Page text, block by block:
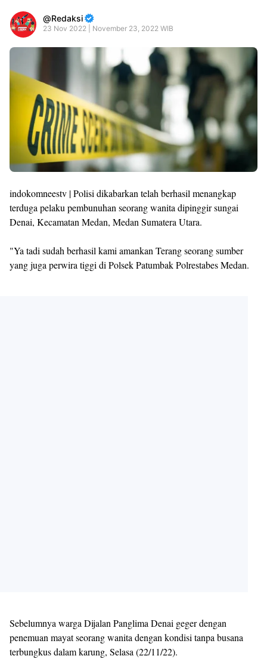
Redaksi
23 Nov 2022 | November 23, 2022 WIB
indokomneestv | Polisi dikabarkan telah berhasil menangkap
terduga pelaku pembunuhan seorang wanita dipinggir sungai
Denai, Kecamatan Medan, Medan Sumatera Utara.
"Ya tadi sudah berhasil kami amankan Terang seorang sumber
yang juga perwira tiggi di Polsek Patumbak Polrestabes Medan.
Sebelumnya warga Dijalan Panglima Denai geger dengan
penemuan mayat seorang wanita dengan kondisi tanpa busana
terbungkus dalam karung, Selasa (22/11/22).